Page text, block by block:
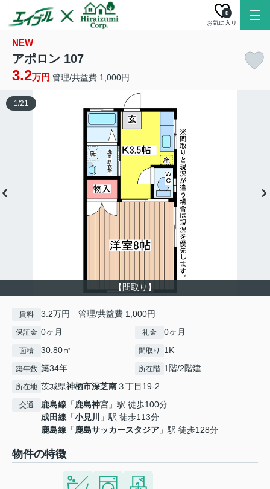
お気に入り
0
NEW
アポロン 107
3.2万円 管理/共益費 1,000円
【間取り】
1/21
賃料 3.2万円 管理/共益費 1,000円
保証金 0ヶ月 礼金 0ヶ月
面積 30.80㎡ 間取り 1K
築年数 築34年 所在階 1階/2階建
所在地 茨城県神栖市深芝南３丁目19-2
交通 鹿島線 「鹿島神宮 」駅 徒歩100分
成田線 「小見川
」駅 徒歩113分
鹿島線 「鹿島サッカースタジア 」駅 徒歩128分
物件の特徴